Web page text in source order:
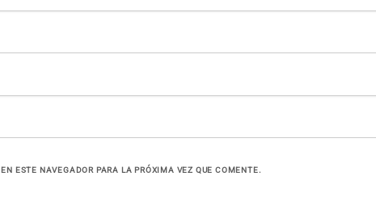
ESTE NAVEGADOR PARA LA PRÓXIMA VEZ QUE COMENTE.